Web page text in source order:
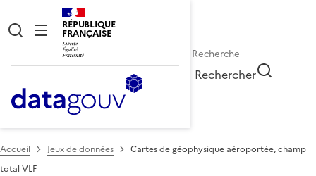
RÉPUBLIQUE
FRANÇAISE
Rechercher
Accueil Jeux de données
Cartes de géophysique aéroportée, champ
total VLF